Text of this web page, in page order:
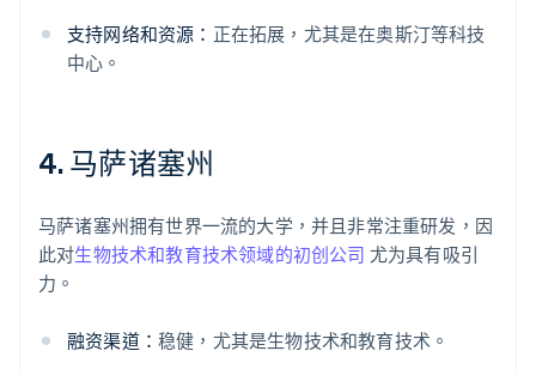
支持网络和资源： 正在拓展，尤其是在奥斯汀等科技
中心。
4. 马萨诸塞州
马萨诸塞州拥有世界一流的大学，并且非常注重研发，因
此对生物技术和教育技术领域的初创公司 尤为具有吸引
力。
融资渠道： 稳健，尤其是生物技术和教育技术。